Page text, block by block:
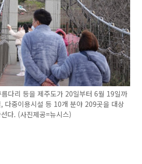
다리 등을 제주도가 20일부터 6월 19일까
다중이용시설 등 10개 분야 209곳을 대상
다. (사진제공=뉴시스)